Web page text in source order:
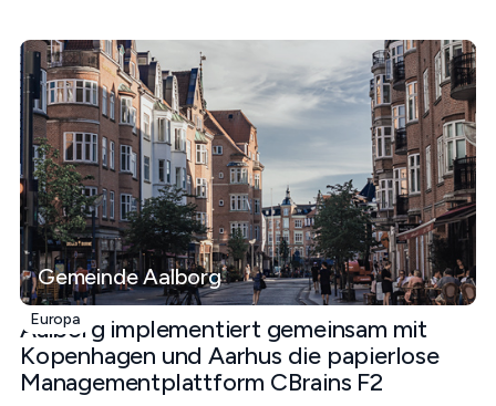
Gemeinde Aalborg
Europa
Aalborg implementiert gemeinsam mit
Kopenhagen und Aarhus die papierlose
Managementplattform CBrains F2